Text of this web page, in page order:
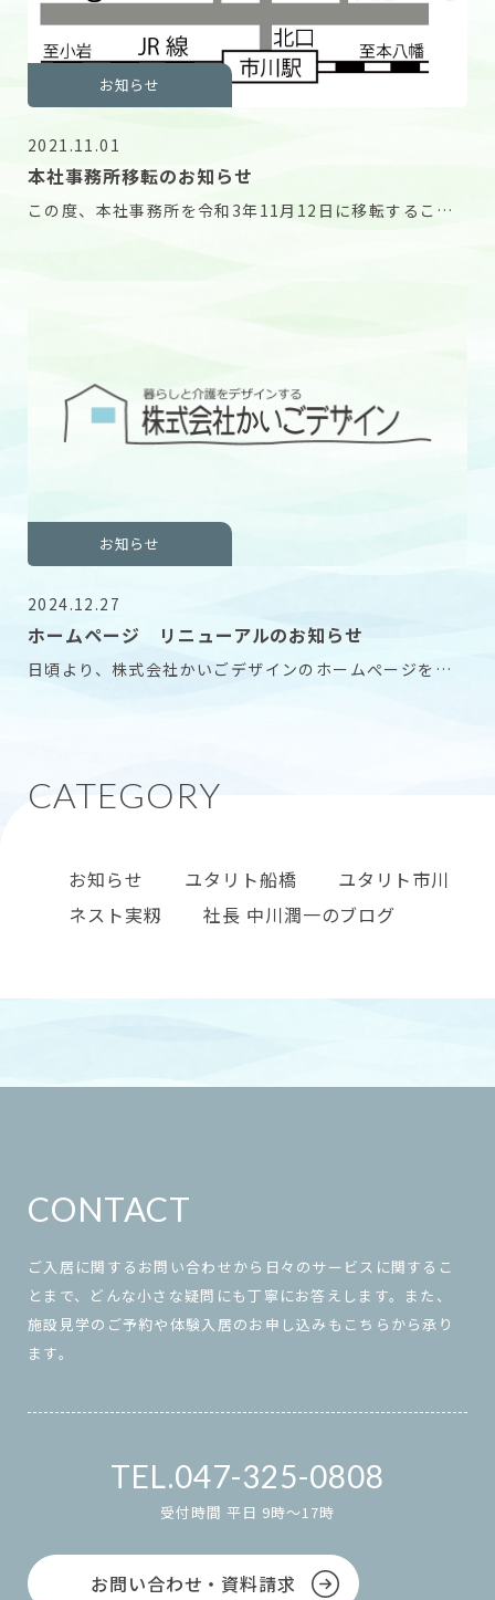
お知らせ
2021.11.01
本社事務所移転のお知らせ
この度、本社事務所を令和3年11月12日に移転すること
お知らせ
2024.12.27
ホームページ リニューアルのお知らせ
日頃より、株式会社かいごデザインのホームぺージをご
お知らせ ユタリト船橋
ユタリト市川
ネスト実籾
社長 中川潤一のブログ
CONTACT
ご入居に関するお問い合わせから日々のサービスに関するこ
とまで、どんな小さな疑問にも丁寧にお答えします。また、
施設見学のご予約や体験入居のお申し込みもこちらから承り
ます。
047-325-0808
受付時間 平日 9時～17時
お問い合わせ・資料請求